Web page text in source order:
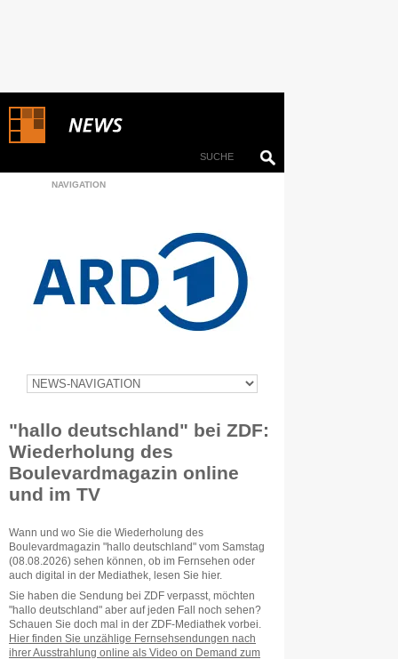
NAVIGATION
"hallo deutschland" bei ZDF:
Wiederholung des
Boulevardmagazin online
und im TV
Wann und wo Sie die Wiederholung des
Boulevardmagazin "hallo deutschland" vom Samstag
(08.08.2026) sehen können, ob im Fernsehen oder
auch digital in der Mediathek, lesen Sie hier.
Sie haben die Sendung bei ZDF verpasst, möchten
"hallo deutschland" aber auf jeden Fall noch sehen?
Schauen Sie doch mal in der ZDF-Mediathek vorbei.
Hier finden Sie unzählige Fernsehsendungen nach
ihrer Ausstrahlung online als Video on Demand zum